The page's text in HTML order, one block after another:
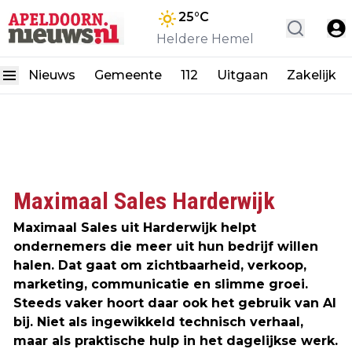
25°C
Heldere Hemel
Nieuws Gemeente 112 Uitgaan Zakelijk
Maximaal Sales Harderwijk
Maximaal Sales uit Harderwijk helpt
ondernemers die meer uit hun bedrijf willen
halen. Dat gaat om zichtbaarheid, verkoop,
marketing, communicatie en slimme groei.
Steeds vaker hoort daar ook het gebruik van AI
bij. Niet als ingewikkeld technisch verhaal,
maar als praktische hulp in het dagelijkse werk.